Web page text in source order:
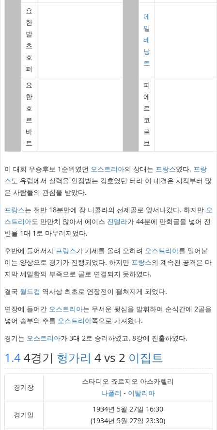
요
한
발
츠
호
퍼
에
밀
베
낭
트
요
한
호
르
바
트
피
에
르
코
르
브
이 대회 우승후보 1순위였던 오스트리아의 상대는 프랑스였다. 프랑
스도 유럽에서 실력을 인정받는 강호였던 터라 이 대결은 시작부터 많
은 사람들의 관심을 받았다.
프랑스는 전반 18분만에 장 니콜라의 선제골로 앞서나갔다. 하지만 오
스트리아도 만만치 않아서 에이스 진델라가 44분에 만회골을 넣어 전
반을 1대 1로 마무리지었다.
후반에 들어서자 프랑스가 기세를 올려 오히려 오스트리아를 밀어붙
이는 양상으로 경기가 진행되었다. 하지만 프랑스의 계속된 공격은 마
지막 세밀함의 부족으로 골로 연결되지 못하였다.
결국 월드컵 역사상 최초로 연장전이 펼쳐지게 되었다.
연장에 들어간 오스트리아는 무서운 뒷심을 발휘하여 순식간에 2골을
넣어 승부의 추를 오스트리아쪽으로 가져왔다.
경기는 오스트리아가 3대 2로 승리하였고, 8강에 진출하였다.
1.44경기 헝가리 4 vs 2 이집트
경기장
스타디오 죠르지오 아스카렐리
나폴리 - 이탈리아
경기일
1934년 5월 27일 16:30
(1934년 5월 27일 23:30)